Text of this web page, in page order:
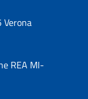
Verona
REA MI-